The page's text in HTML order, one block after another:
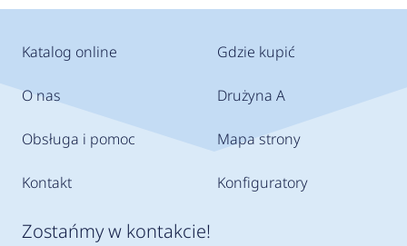
Katalog online
O nas
Obsługa i pomoc
Kontakt
Gdzie kupić
Drużyna A
Mapa strony
Konfiguratory
Zostańmy w kontakcie!